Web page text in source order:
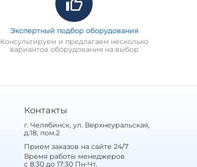
Экспертный подбор оборудования
Консультируем и предлагаем несколько
вариантов оборудования на выбор
Контакты
г. Челябинск, ул. Верхнеуральская,
д.18, пом.2
Прием заказов на сайте 24/7
Время работы менеджеров
с 8:30 до 17:30 Пн-Чт,